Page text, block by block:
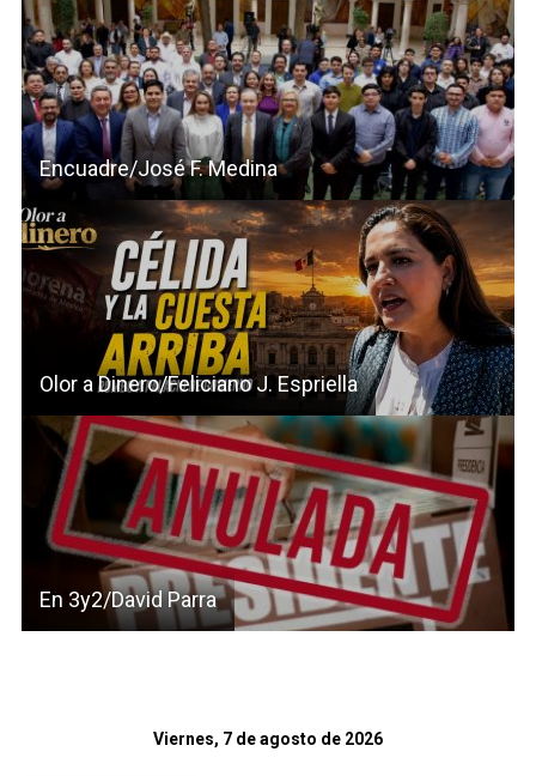
Encuadre/José F. Medina
Olor a Dinero/Feliciano J. Espriella
En 3y2/David Parra
Viernes, 7 de agosto de 2026